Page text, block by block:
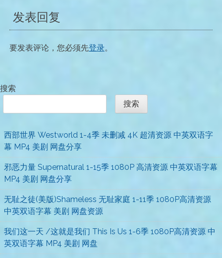
发表回复
要发表评论，您必须先登录。
搜索
搜索
西部世界 Westworld 1-4季 未删减 4K 超清资源 中英双语字
幕 MP4 美剧 网盘分享
邪恶力量 Supernatural 1-15季 1080P 高清资源 中英双语字幕
MP4 美剧 网盘分享
无耻之徒(美版)Shameless 无耻家庭 1-11季 1080P高清资源
中英双语字幕 美剧 网盘资源
我们这一天 /这就是我们 This Is Us 1-6季 1080P高清资源 中
英双语字幕 MP4 美剧 网盘